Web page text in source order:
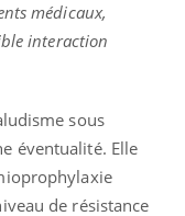
médicaux,
interaction
sous
éventualité. Elle
de résistance